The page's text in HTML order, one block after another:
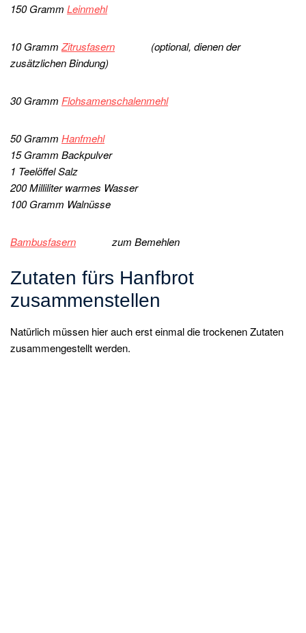
150 Gramm Leinmehl
10 Gramm Zitrusfasern
(optional, dienen der
zusätzlichen Bindung)
30 Gramm Flohsamenschalenmehl
50 Gramm Hanfmehl
15 Gramm Backpulver
1 Teelöffel Salz
200 Milliliter warmes Wasser
100 Gramm Walnüsse
Bambusfasern zum Bemehlen
Zutaten fürs Hanfbrot
zusammenstellen
Natürlich müssen hier auch erst einmal die trockenen Zutaten
zusammengestellt werden.